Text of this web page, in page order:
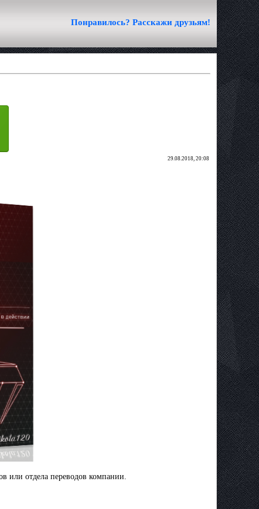
Понравилось? Расскажи друзьям!
29.08.2018, 20:08
или отдела переводов компании.